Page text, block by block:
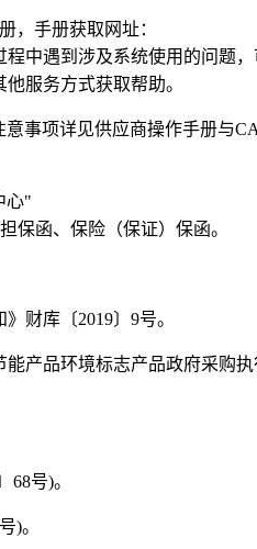
，手册获取网址：
程中遇到涉及系统使用的问题，
服务方式获取帮助。
事项详见供应商操作手册与CA
心"
保函、保险（保证）保函。
》财库〔2019〕 9号。
产品环境标志产品政府采购
68号)。
号)。